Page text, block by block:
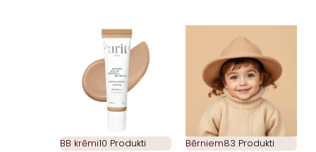
BB krēmi10 Produkti Bērniem83 Produkti